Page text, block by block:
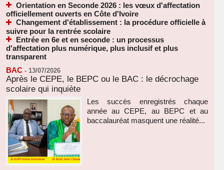
Orientation en Seconde 2026 : les vœux d'affectation
officiellement ouverts en Côte d'Ivoire
Changement d'établissement : la procédure officielle à
suivre pour la rentrée scolaire
Entrée en 6e et en seconde : un processus
d'affectation plus numérique, plus inclusif et plus
transparent
BAC - 13/07/2026
Après le CEPE, le BEPC ou le BAC : le décrochage
scolaire qui inquiète
Les succès enregistrés chaque
année au CEPE, au BEPC et au
baccalauréat masquent une réalité...